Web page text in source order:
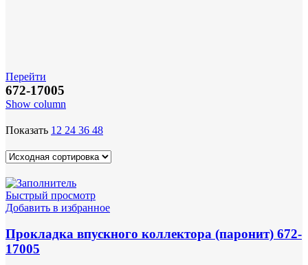
Перейти
672-17005
Show column
Показать 12 24 36 48
Быстрый просмотр
Добавить в избранное
Прокладка впускного коллектора (паронит) 672-
17005